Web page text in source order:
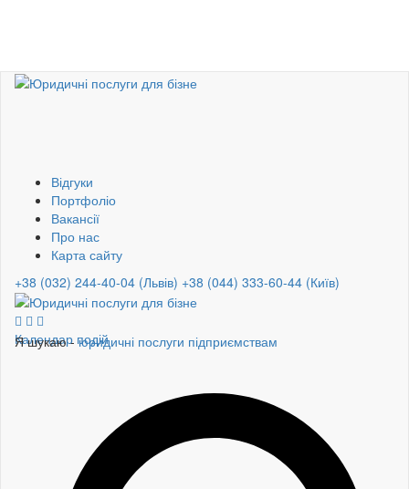
Відгуки
Портфоліо
Вакансії
Про нас
Карта сайту
+38 (032) 244-40-04 (Львів) +38 (044) 333-60-44 (Київ)
Календар подій
Я шукаю -юридичні послуги підприємствам